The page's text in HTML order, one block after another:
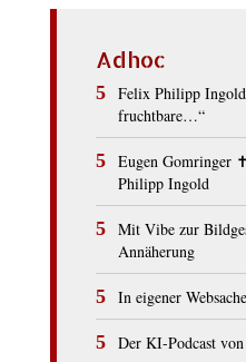
Adhoc
Felix Philipp
fruchtbare…“
Eugen Gomringer
Philipp Ingold
Mit Vibe zur
Annäherung
In eigener Websache
Der KI-Podcast